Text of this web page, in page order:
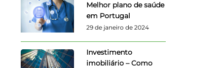
Melhor plano de saúde
em Portugal
29 de janeiro de 2024
Investimento
imobiliário – Como